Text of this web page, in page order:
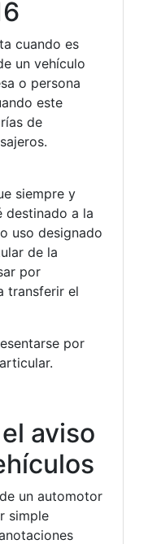
cuando es
un vehículo
o persona
este
de
siempre y
destinado a la
uso designado
de la
por
transferir el
por
aviso
un automotor
simple